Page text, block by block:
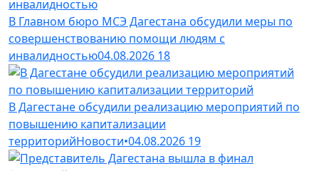
В Главном бюро МСЭ Дагестана обсудили меры по
совершенствованию помощи людям с
инвалидностью04.08.2026 18
В Дагестане обсудили реализацию мероприятий по
повышению капитализации
территорийНовости•04.08.2026 19